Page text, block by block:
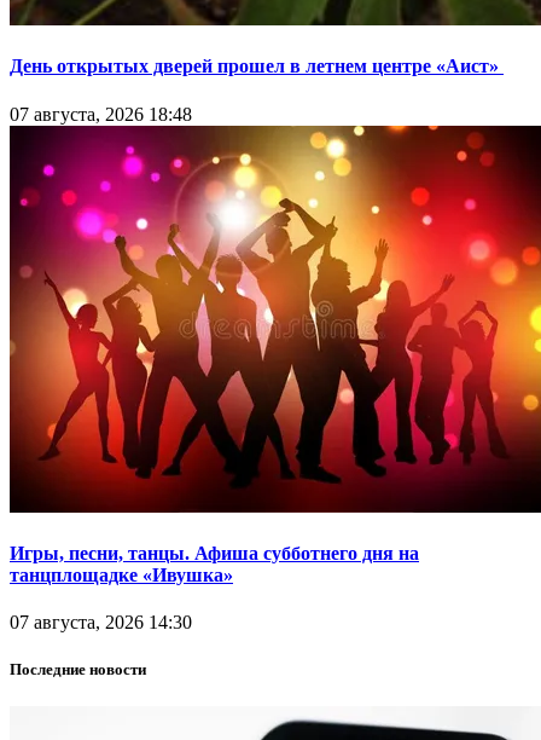
День открытых дверей прошел в летнем центре «Аист»
07 августа, 2026 18:48
Игры, песни, танцы. Афиша субботнего дня на
танцплощадке «Ивушка»
07 августа, 2026 14:30
Последние новости